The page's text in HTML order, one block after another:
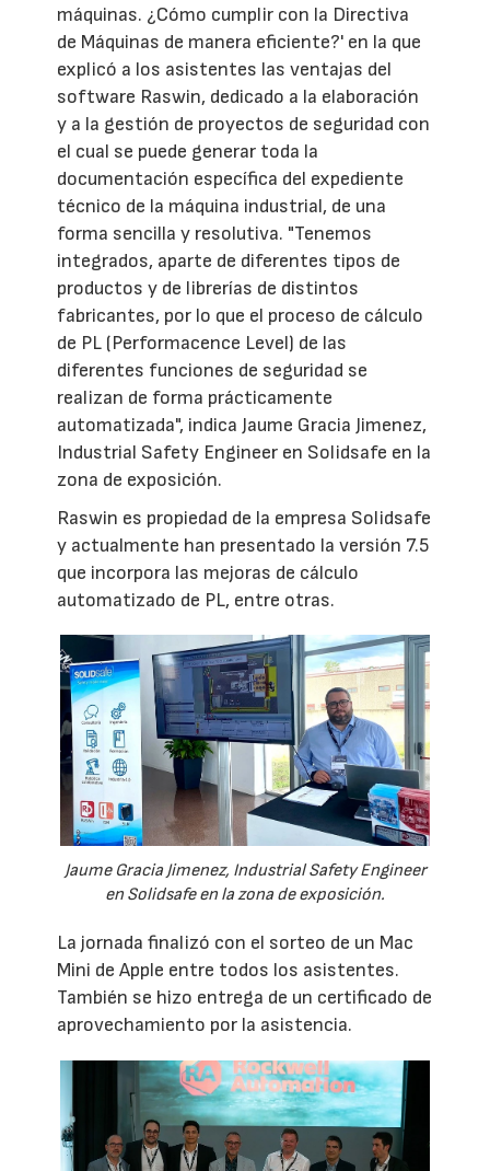
máquinas. ¿Cómo cumplir con la Directiva
de Máquinas de manera eficiente?' en la que
explicó a los asistentes las ventajas del
software Raswin, dedicado a la elaboración
y a la gestión de proyectos de seguridad con
el cual se puede generar toda la
documentación específica del expediente
técnico de la máquina industrial, de una
forma sencilla y resolutiva. "Tenemos
integrados, aparte de diferentes tipos de
productos y de librerías de distintos
fabricantes, por lo que el proceso de cálculo
de PL (Performacence Level) de las
diferentes funciones de seguridad se
realizan de forma prácticamente
automatizada", indica Jaume Gracia Jimenez,
Industrial Safety Engineer en Solidsafe en la
zona de exposición.
Raswin es propiedad de la empresa Solidsafe
y actualmente han presentado la versión 7.5
que incorpora las mejoras de cálculo
automatizado de PL, entre otras.
Jaume Gracia Jimenez, Industrial Safety Engineer
en Solidsafe en la zona de exposición.
La jornada finalizó con el sorteo de un Mac
Mini de Apple entre todos los asistentes.
También se hizo entrega de un certificado de
aprovechamiento por la asistencia.